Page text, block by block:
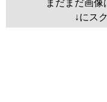
まだまだ画像
↓にス